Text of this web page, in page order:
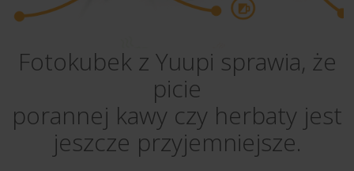
Fotokubek z Yuupi sprawia, że
picie
porannej kawy czy herbaty jest
jeszcze przyjemniejsze.